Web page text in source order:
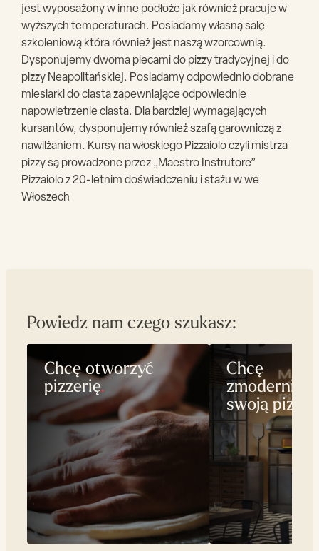
jest wyposażony w inne podłoże jak również pracuje w
wyższych temperaturach. Posiadamy własną salę
szkoleniową która również jest naszą wzorcownią.
Dysponujemy dwoma piecami do pizzy tradycyjnej i do
pizzy Neapolitańskiej. Posiadamy odpowiednio dobrane
miesiarki do ciasta zapewniające odpowiednie
napowietrzenie ciasta. Dla bardziej wymagających
kursantów, dysponujemy również szafą garowniczą z
nawilżaniem. Kursy na włoskiego Pizzaiolo czyli mistrza
pizzy są prowadzone przez „Maestro Instrutore”
Pizzaiolo z 20-letnim doświadczeniu i stażu w we
Włoszech
Powiedz nam czego szukasz:
Chcę otworzyć
pizzerię.
Chcę
swoją